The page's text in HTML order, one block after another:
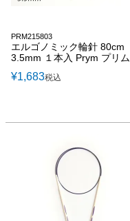
PRM215803
エルゴノミック輪針 80cm
3.5mm １本入 Prym プリム
¥1,683税込